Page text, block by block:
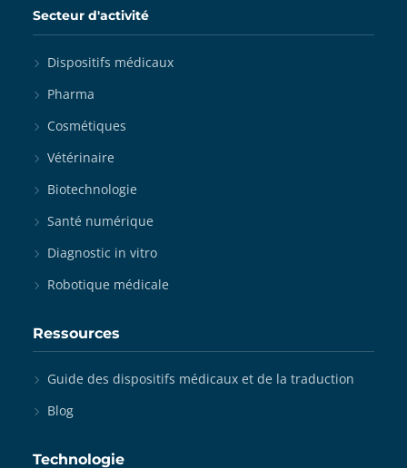
Secteur d'activité
Dispositifs médicaux
Pharma
Cosmétiques
Vétérinaire
Biotechnologie
Santé numérique
Diagnostic in vitro
Robotique médicale
Ressources
Guide des dispositifs médicaux et de la traduction
Blog
Technologie